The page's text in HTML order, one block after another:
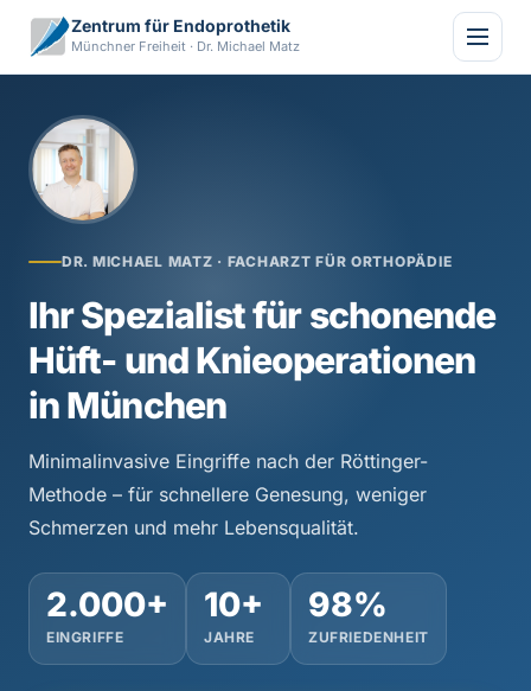
Zentrum für Endoprothetik
Münchner Freiheit · Dr. Michael Matz
DR. MICHAEL MATZ · FACHARZT FÜR ORTHOPÄDIE
Ihr Spezialist für schonende
Hüft- und Knieoperationen
in München
Minimalinvasive Eingriffe nach der Röttinger-
Methode – für schnellere Genesung, weniger
Schmerzen und mehr Lebensqualität.
2.000+
EINGRIFFE
10+
JAHRE
98%
ZUFRIEDENHEIT